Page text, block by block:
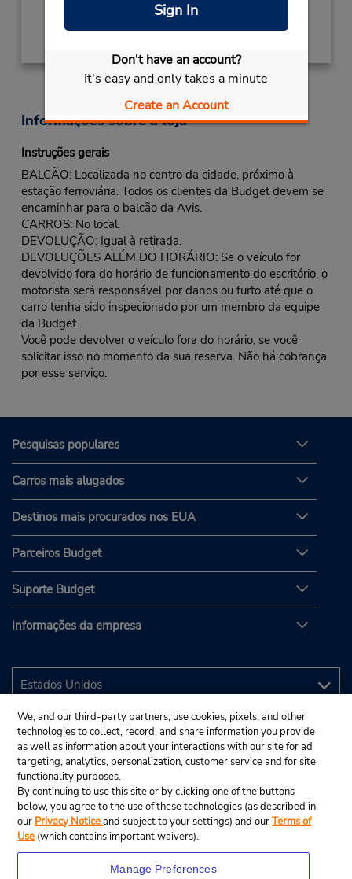
Sign In
Don't have an account?
It's easy and only takes a minute
Create an Account
Obter instruções de caminho
Informações sobre a loja
Instruções gerais
BALCÃO: Localizada no centro da cidade, próximo à
estação ferroviária. Todos os clientes da Budget devem se
encaminhar para o balcão da Avis.
CARROS: No local.
DEVOLUÇÃO: Igual à retirada.
DEVOLUÇÕES ALÉM DO HORÁRIO: Se o veículo for
devolvido fora do horário de funcionamento do escritório, o
motorista será responsável por danos ou furto até que o
carro tenha sido inspecionado por um membro da equipe
da Budget.
Você pode devolver o veículo fora do horário, se você
solicitar isso no momento da sua reserva. Não há cobrança
por esse serviço.
Pesquisas populares
Carros mais alugados
Destinos mais procurados nos EUA
Parceiros Budget
Suporte Budget
Informações da empresa
We, and our third-party partners, use cookies, pixels, and other
technologies to collect, record, and share information you provide
as well as information about your interactions with our site for ad
targeting, analytics, personalization, customer service and for site
functionality purposes.
By continuing to use this site or by clicking one of the buttons
below, you agree to the use of these technologies (as described in
our Privacy Noticeand subject to your settings) and ourTerms of
Use (which contains important waivers).
Manage Preferences